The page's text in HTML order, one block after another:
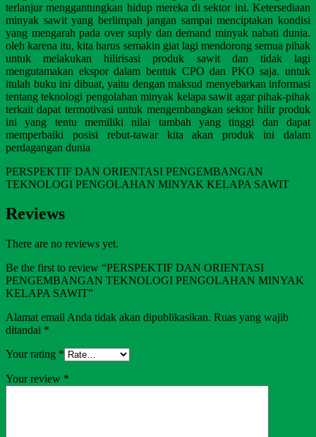
terlanjur menggantungkan hidup mereka di sektor ini. Ketersediaan
minyak sawit yang berlimpah jangan sampai menciptakan kondisi
yang mengarah pada over suply dan demand minyak nabati dunia.
oleh karena itu, kita harus semakin giat lagi mendorong semua pihak
untuk melakukan hilirisasi produk sawit dan tidak lagi
mengutamakan ekspor dalam bentuk CPO dan PKO saja. untuk
itulah buku ini dibuat, yaitu dengan maksud menyebarkan informasi
tentang teknologi pengolahan minyak kelapa sawit agar pihak-pihak
terkait dapat termotivasi untuk mengembangkan sektor hilir produk
ini yang tentu memiliki nilai tambah yang tinggi dan dapat
memperbaiki posisi rebut-tawar kita akan produk ini dalam
perdagangan dunia
PERSPEKTIF DAN ORIENTASI PENGEMBANGAN
TEKNOLOGI PENGOLAHAN MINYAK KELAPA SAWIT
Reviews
There are no reviews yet.
Be the first to review “PERSPEKTIF DAN ORIENTASI
PENGEMBANGAN TEKNOLOGI PENGOLAHAN MINYAK
KELAPA SAWIT”
Alamat email Anda tidak akan dipublikasikan. Ruas yang wajib
ditandai *
Your rating *
Your review *